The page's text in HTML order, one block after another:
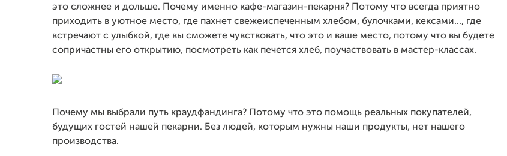
это сложнее и дольше. Почему именно кафе-магазин-пекарня? Потому что всегда приятно
приходить в уютное место, где пахнет свежеиспеченным хлебом, булочками, кексами..., где
встречают с улыбкой, где вы сможете чувствовать, что это и ваше место, потому что вы будете
сопричастны его открытию, посмотреть как печется хлеб, поучаствовать в мастер-классах.
Почему мы выбрали путь краудфандинга? Потому что это помощь реальных покупателей,
будущих гостей нашей пекарни. Без людей, которым нужны наши продукты, нет нашего
производства.